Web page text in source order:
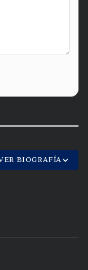
BIOGRAFÍA